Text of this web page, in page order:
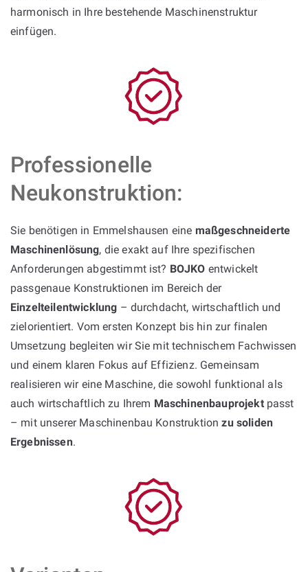
harmonisch in Ihre bestehende Maschinenstruktur
einfügen.
Professionelle
Neukonstruktion:
Sie benötigen in Emmelshausen eine maßgeschneiderte
Maschinenlösung, die exakt auf Ihre spezifischen
Anforderungen abgestimmt ist? BOJKO entwickelt
passgenaue Konstruktionen im Bereich der
Einzelteilentwicklung – durchdacht, wirtschaftlich und
zielorientiert. Vom ersten Konzept bis hin zur finalen
Umsetzung begleiten wir Sie mit technischem Fachwissen
und einem klaren Fokus auf Effizienz. Gemeinsam
realisieren wir eine Maschine, die sowohl funktional als
auch wirtschaftlich zu Ihrem Maschinenbauprojektpasst
– mit unserer Maschinenbau Konstruktionzu soliden
Ergebnissen.